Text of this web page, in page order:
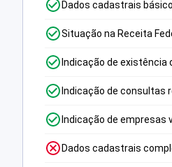
Dados cadastrais
Situação na Receita
Indicação de existência
Indicação de consultas
Indicação de empresas
Dados cadastrais